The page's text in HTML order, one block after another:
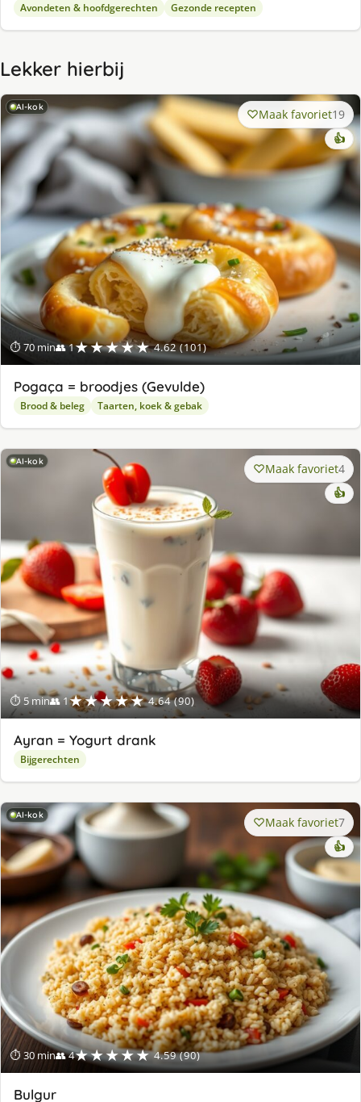
Avondeten & hoofdgerechten Gezonde recepten
Lekker hierbij
AI-kok
⏱ 70 min👥 1★★★★★ 4.62 (101)
Maak favoriet19
👍
Pogaça = broodjes (Gevulde)
Brood & beleg Taarten, koek & gebak
AI-kok
⏱ 5 min👥 1★★★★★ 4.64 (90)
Maak favoriet4
👍
Ayran = Yogurt drank
Bijgerechten
AI-kok
⏱ 30 min👥 4★★★★★ 4.59 (90)
Maak favoriet7
👍
Bulgur